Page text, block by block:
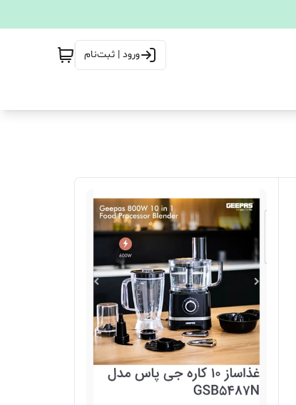
ورود | ثبت‌نام